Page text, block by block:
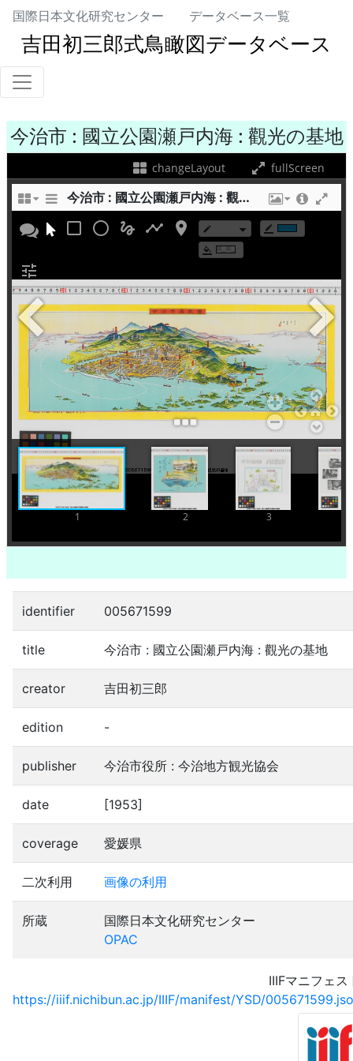
国際日本文化研究センター データベース一覧
吉田初三郎式鳥瞰図データベース
今治市 : 國立公園瀬戸内海 : 觀光の基地
changeLayout fullScreen
+
addItem
今治市 : 國立公園瀬戸内海 : 觀光の基地
1 2 3
check_box_outline_blank radio_button_unchecked gesture timeline room create border_color
format_color_fill
tune
identifier 005671599
title 今治市 : 國立公園瀬戸内海 : 觀光の基地
creator 吉田初三郎
edition -
publisher 今治市役所 : 今治地方観光協会
date [1953]
coverage 愛媛県
二次利用 画像の利用
所蔵
国際日本文化研究センター
OPAC
IIIFマニフェス
https://iiif.nichibun.ac.jp/IIIF/manifest/YSD/